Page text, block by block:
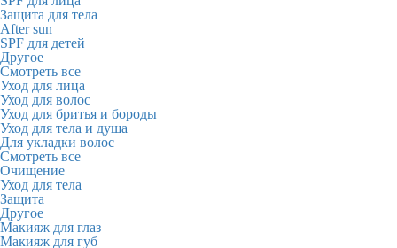
Защита для тела
After sun
SPF для детей
Другое
Смотреть все
Уход для лица
Уход для волос
Уход для бритья и бороды
Уход для тела и душа
Для укладки волос
Смотреть все
Очищение
Уход для тела
Защита
Другое
Макияж для глаз
Макияж для губ